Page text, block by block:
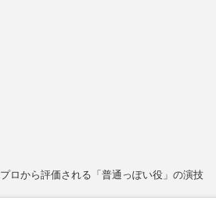
ロから評価される「普通っぽい役」の演技